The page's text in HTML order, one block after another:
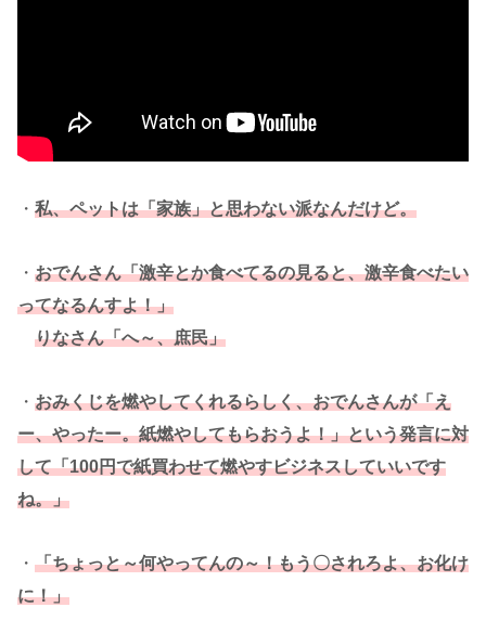
・ 私、ペットは「家族」と思わない派なんだけど。
・ おでんさん「激辛とか食べてるの見ると、激辛食べたい
ってなるんすよ！」
りなさん「へ～、庶民」
・ おみくじを燃やしてくれるらしく、おでんさんが「え
ー、やったー。紙燃やしてもらおうよ！」という発言に対
して「100円で紙買わせて燃やすビジネスしていいです
ね。」
・ 「ちょっと～何やってんの～！もう〇されろよ、お化け
に！」